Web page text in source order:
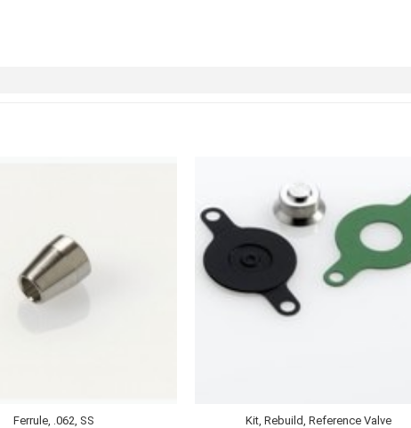
Ferrule, .062, SS Kit, Rebuild, Reference Valve